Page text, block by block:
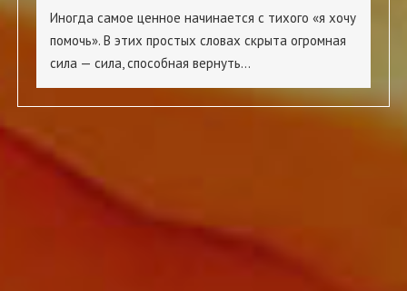
Иногда самое ценное начинается с тихого «я хочу
помочь». В этих простых словах скрыта огромная
сила — сила, способная вернуть…